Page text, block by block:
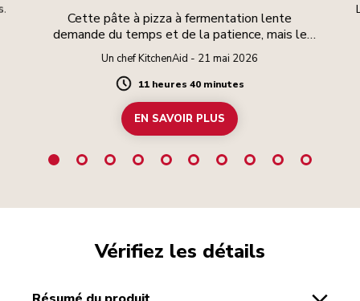
Cette pâte à pizza à fermentation lente
demande du temps et de la patience, mais le
résultat en vaut la peine.
Un chef KitchenAid - 21 mai 2026
Duration
11 heures 40 minutes
EN SAVOIR PLUS
Vérifiez les détails